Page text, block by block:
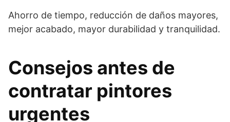
Ahorro de tiempo, reducción de daños mayores,
mejor acabado, mayor durabilidad y tranquilidad.
Consejos antes de
contratar pintores
urgentes